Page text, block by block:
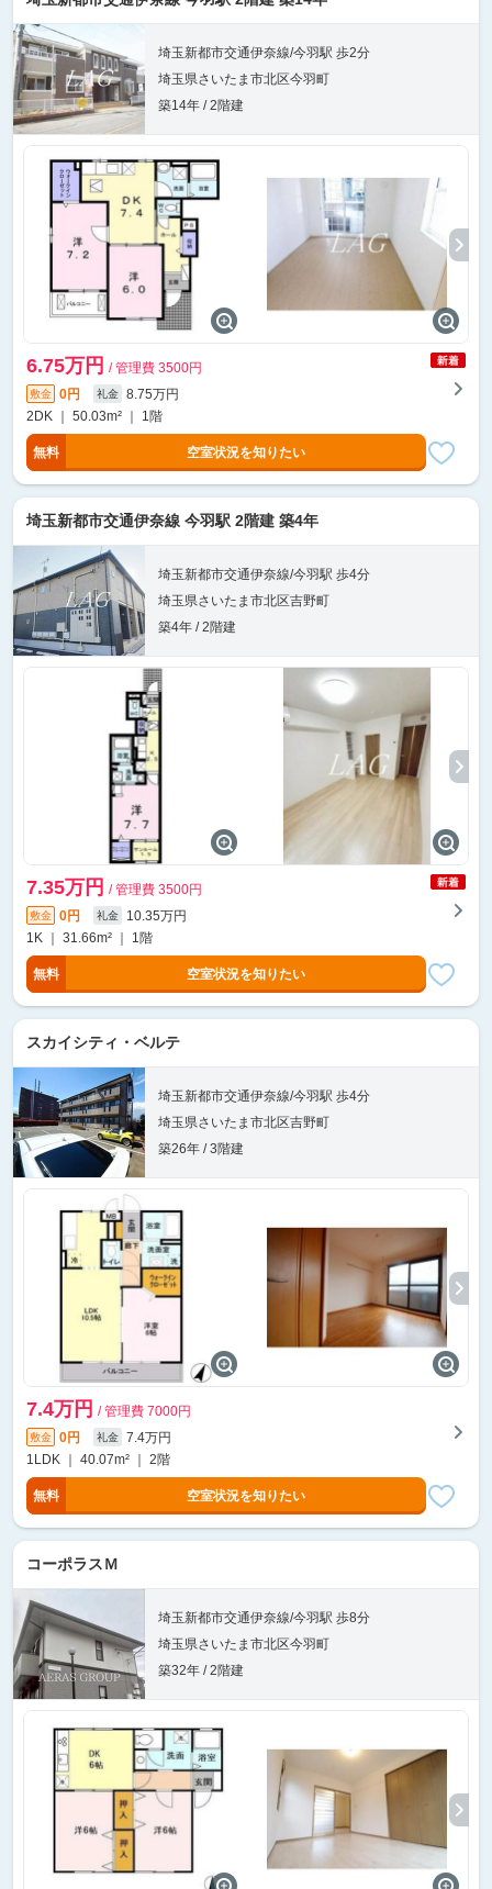
埼玉新都市交通伊奈線/今羽駅 歩2分
埼玉県さいたま市北区今羽町
築14年 / 2階建
6.75万円 / 管理費 3500円
敷金 0円 礼金
8.75万円
2DK ｜ 50.03m² ｜ 1階
無料 空室状況を知りたい
埼玉新都市交通伊奈線 今羽駅 2階建 築4年
埼玉新都市交通伊奈線/今羽駅 歩4分
埼玉県さいたま市北区吉野町
築4年 / 2階建
7.35万円 / 管理費 3500円
敷金 0円 礼金
10.35万円
1K ｜ 31.66m² ｜ 1階
無料 空室状況を知りたい
スカイシティ・ベルテ
埼玉新都市交通伊奈線/今羽駅 歩4分
埼玉県さいたま市北区吉野町
築26年 / 3階建
7.4万円 / 管理費 7000円
敷金 0円 礼金
7.4万円
1LDK ｜ 40.07m² ｜ 2階
無料 空室状況を知りたい
コーポラスＭ
埼玉新都市交通伊奈線/今羽駅 歩8分
埼玉県さいたま市北区今羽町
築32年 / 2階建